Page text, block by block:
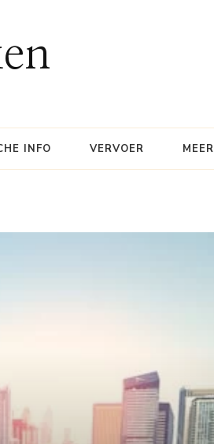
INFO VERVOER MEER